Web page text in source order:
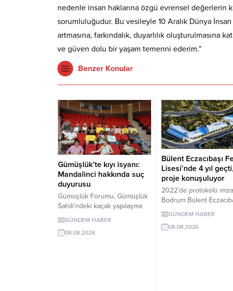
nedenle insan haklarına özgü evrensel
sorumluluğudur. Bu vesileyle 10 Aralık Dünya
artmasına, farkındalık, duyarlılık oluşturulmasına
ve güven dolu bir yaşam temenni ederim.”
Benzer Konular
Gümüşlük’te kıyı isyanı:
Mandalinci hakkında suç
duyurusu
Gümüşlük Forumu, Gümüşlük
Sahili’ndeki kaçak yapılaşma
ve Çayıraltı Halk Plajı’ndaki
Bodrum Belediye Başkanı
GÜNDEM HABER
08.08.2026
Bülent Eczacıbaşı
Lisesi’nde 4 yıl
proje konuşuluyor
2022’de protokolü
Bodrum Bülent
Lisesi için dört yıl sonra
Okulun ne zaman
GÜNDEM HABER
08.08.2026